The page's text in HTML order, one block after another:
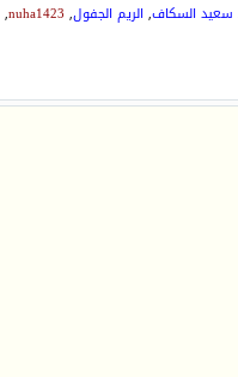
سعيد السكاف, الريم الجفول,
nuha1423
,